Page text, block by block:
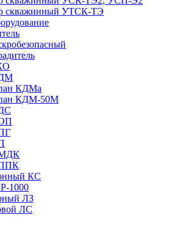
скважинный УТСК-ТЭ
КДМа
КДМ-50М
КС
1000
ЛЗ
ЛС